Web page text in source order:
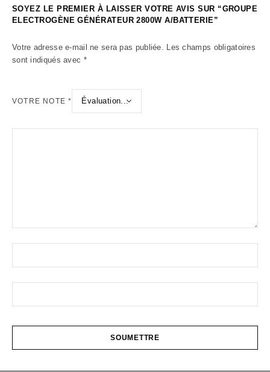
SOYEZ LE PREMIER À LAISSER VOTRE AVIS SUR “GROUPE
ELECTROGÈNE GÉNÉRATEUR 2800W A/BATTERIE”
Votre adresse e-mail ne sera pas publiée. Les champs obligatoires
sont indiqués avec *
VOTRE NOTE*